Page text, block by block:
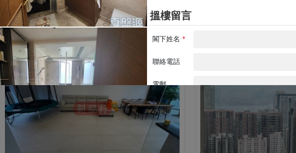
建築 1350呎@$9,259
實用 1058呎@$11,815 售$12,500,000
實用 1234呎@$11,329
置頂